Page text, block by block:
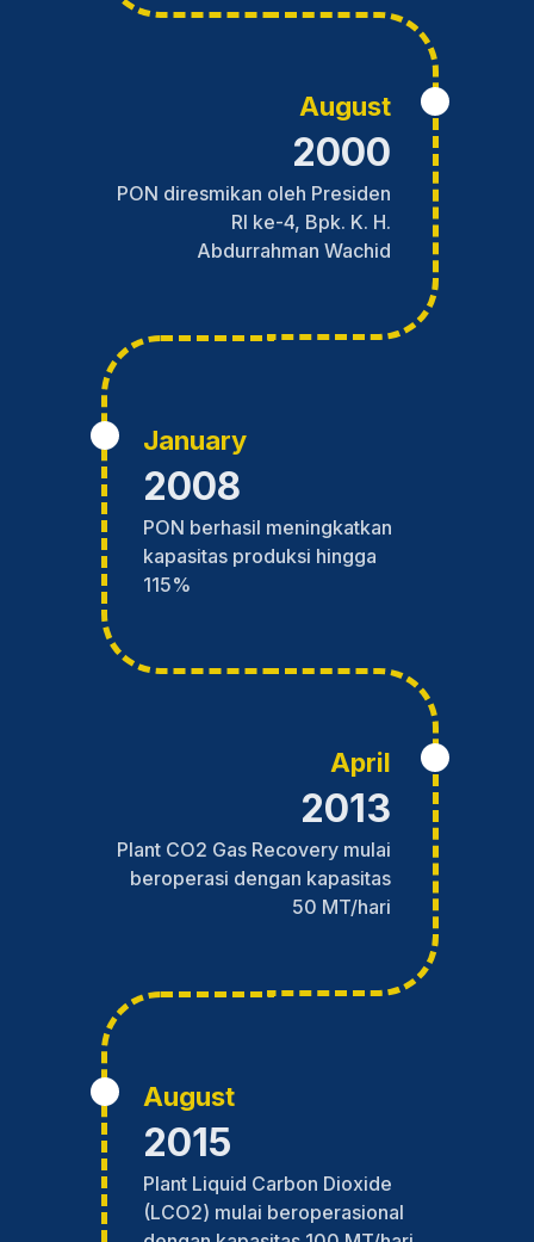
August
2000
PON diresmikan oleh Presiden
RI ke-4, Bpk. K. H.
Abdurrahman Wachid
January
2008
PON berhasil meningkatkan
kapasitas produksi hingga
115%
April
2013
Plant CO2 Gas Recovery mulai
beroperasi dengan kapasitas
50 MT/hari
August
2015
Plant Liquid Carbon Dioxide
(LCO2) mulai beroperasional